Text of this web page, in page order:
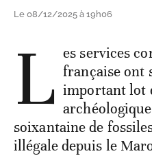
Le 08/12/2025 à 19h06
L es services
française ont
important lot
soixantaine de
illégale depuis le